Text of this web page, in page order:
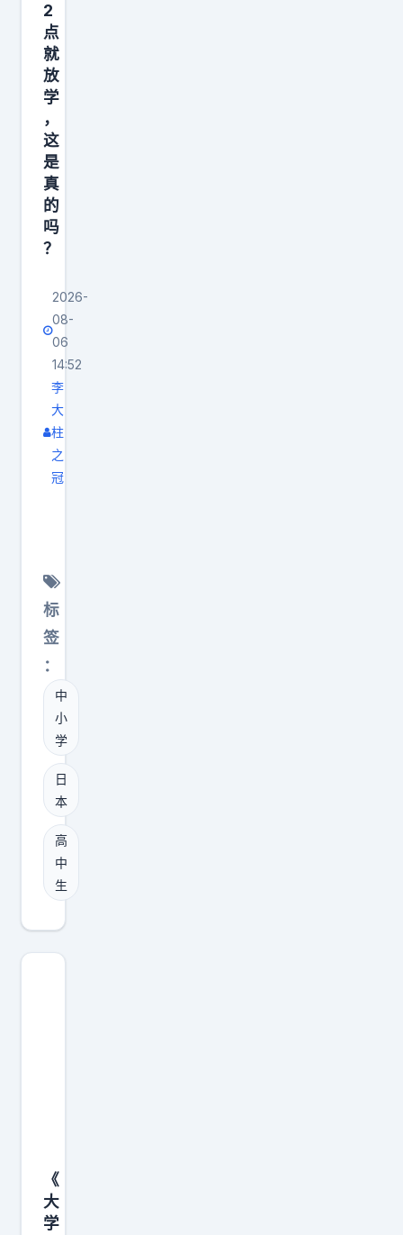
2
点
就
放
学
，
这
是
真
的
吗
？
2026-
08-
06
14:52
李
大
柱
之
冠
中
下
午
点
就
放
学
，
这
是
的
吗
？
标
签
：
中
小
学
日
本
高
中
生
《
大
学